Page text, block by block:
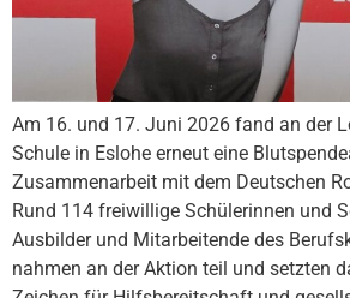
Am 16. und 17. Juni 2026 fand an der
Schule in Eslohe erneut eine
Zusammenarbeit mit dem Deutschen
Rund 114 freiwillige Schülerinnen und
Ausbilder und Mitarbeitende des
nahmen an der Aktion teil und setzten